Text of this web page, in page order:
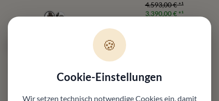
4.593,00 €*¹
3.390,00 €*¹
2x sofort
🍪
Cookie-Einstellungen
Wir setzen technisch notwendige Cookies ein, damit